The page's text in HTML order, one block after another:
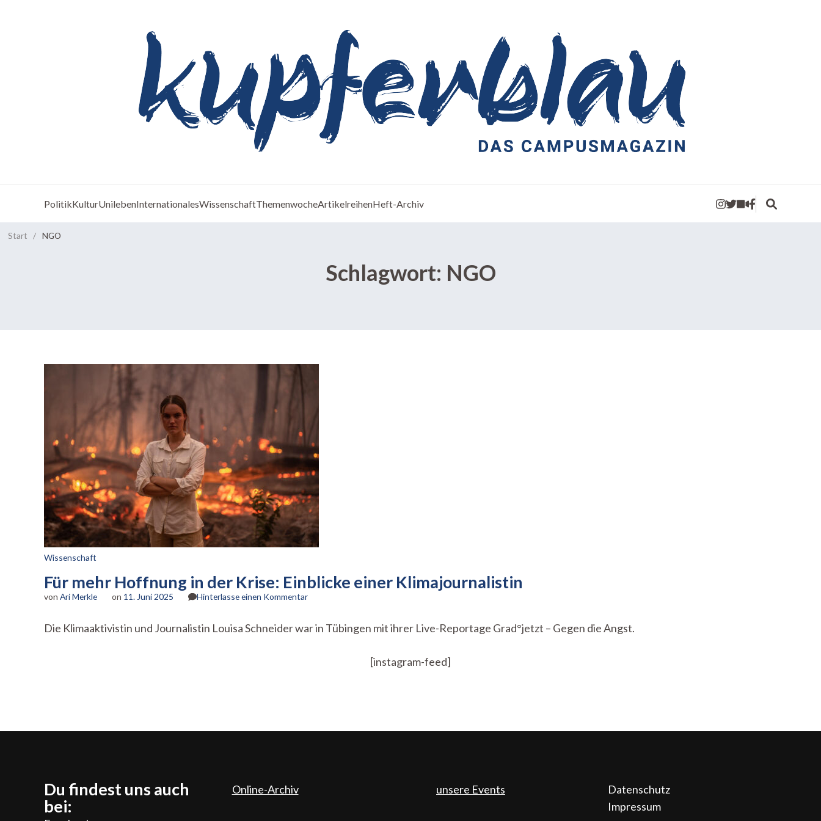
PolitikKulturUnilebenInternationalesWissenschaftThemenwocheArtikelreihenHeft-Archiv
Start / NGO
Schlagwort: NGO
Wissenschaft
Für mehr Hoffnung in der Krise: Einblicke einer Klimajournalistin
von Ari Merkle on 11. Juni 2025 Hinterlasse einen Kommentarzu
Hoffnung
Die Klimaaktivistin und Journalistin Louisa Schneider war in Tübingen mit ihrer Live-Reportage Grad°jetzt – Gegen die Angst.
[instagram-feed]
Du findest uns auch
bei:
Online-Archiv unsere Events
Datenschutz
Impressum